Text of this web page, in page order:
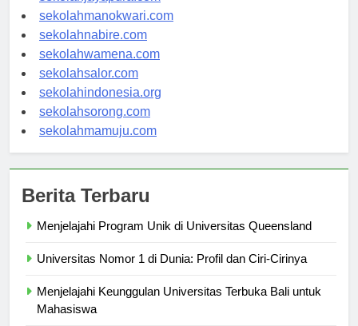
sekolahjayapura.com
sekolahmanokwari.com
sekolahnabire.com
sekolahwamena.com
sekolahsalor.com
sekolahindonesia.org
sekolahsorong.com
Menjelajahi Keunggulan Universitas Terbuka Bali untuk